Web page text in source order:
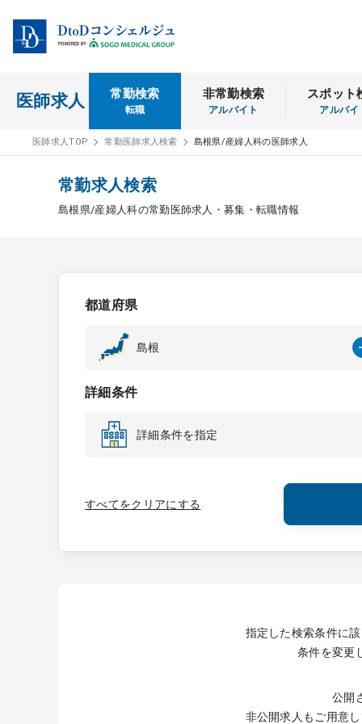
医師求人 常勤検索
転職
非常勤検索
アルバイト
スポット
アルバイ
医師求人TOP 常勤医師求人検索 島根県/産婦人科の医師求人
常勤求人検索
島根県/産婦人科の常勤医師求人・募集・転職情報
都道府県
島根
詳細条件
詳細条件を指定
すべてをクリアにする
指定した検索条件に
条件を変更
公開
非公開求人もご用意